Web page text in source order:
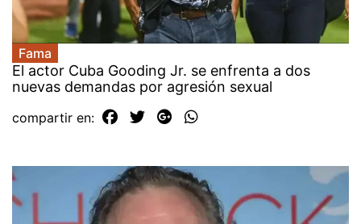
Fama
El actor Cuba Gooding Jr. se enfrenta a dos
nuevas demandas por agresión sexual
compartir en: